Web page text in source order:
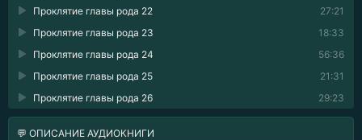
27:21
Проклятие главы рода 22
18:33
Проклятие главы рода 23
56:36
Проклятие главы рода 24
21:31
Проклятие главы рода 25
29:23
Проклятие главы рода 26
💬 ОПИСАНИЕ АУДИОКНИГИ